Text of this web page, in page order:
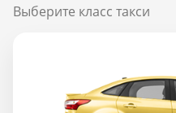
Выберите класс такси